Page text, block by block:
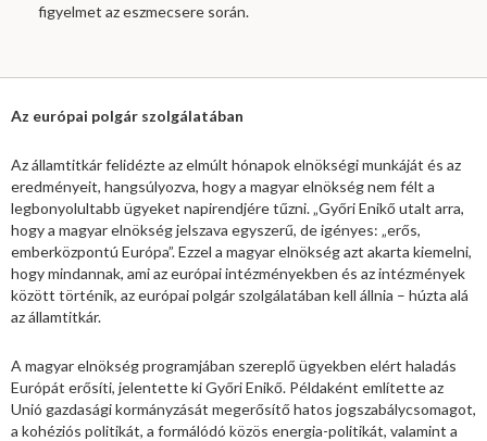
figyelmet az eszmecsere során.
Az európai polgár szolgálatában
Az államtitkár felidézte az elmúlt hónapok elnökségi munkáját és az
eredményeit, hangsúlyozva, hogy a magyar elnökség nem félt a
legbonyolultabb ügyeket napirendjére tűzni. „Győri Enikő utalt arra,
hogy a magyar elnökség jelszava egyszerű, de igényes: „erős,
emberközpontú Európa”. Ezzel a magyar elnökség azt akarta kiemelni,
hogy mindannak, ami az európai intézményekben és az intézmények
között történik, az európai polgár szolgálatában kell állnia – húzta alá
az államtitkár.
A magyar elnökség programjában szereplő ügyekben elért haladás
Európát erősíti, jelentette ki Győri Enikő. Példaként említette az
Unió gazdasági kormányzását megerősítő hatos jogszabálycsomagot,
a kohéziós politikát, a formálódó közös energia-politikát, valamint a